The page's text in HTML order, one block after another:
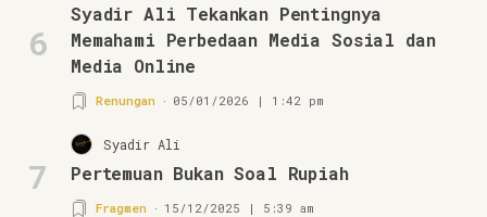
6
Syadir Ali Tekankan Pentingnya
Memahami Perbedaan Media Sosial dan
Media Online
Renungan 05/01/2026 | 1:42 pm
7
Syadir Ali
Pertemuan Bukan Soal Rupiah
Fragmen 15/12/2025 | 5:39 am